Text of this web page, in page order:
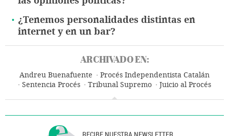
¿Tenemos personalidades distintas en
internet y en un bar?
ARCHIVADO EN:
Andreu Buenafuente
Procés Independentista Catalán
Sentencia Procés
Tribunal Supremo
Juicio al Procés
Casos judiciales
Poder judicial
Conflictos políticos
Elecciones
Política autonómica
Juicios
Comunidades autónomas